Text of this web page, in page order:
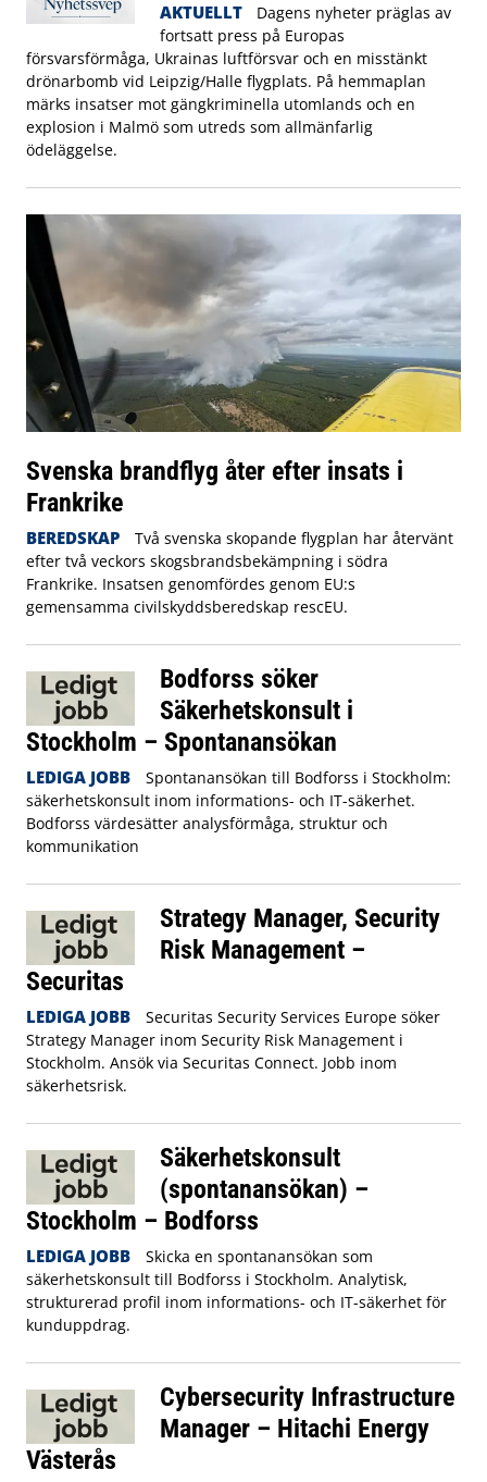
AKTUELLT
Dagens nyheter präglas av
fortsatt press på Europas
försvarsförmåga, Ukrainas luftförsvar och en misstänkt
drönarbomb vid Leipzig/Halle flygplats. På hemmaplan
märks insatser mot gängkriminella utomlands och en
explosion i Malmö som utreds som allmänfarlig
ödeläggelse.
Svenska brandflyg åter efter insats i
Frankrike
BEREDSKAP
Två svenska skopande flygplan har återvänt
efter två veckors skogsbrandsbekämpning i södra
Frankrike. Insatsen genomfördes genom EU:s
gemensamma civilskyddsberedskap rescEU.
Bodforss söker
Säkerhetskonsult i
Stockholm – Spontanansökan
LEDIGA JOBB
Spontanansökan till Bodforss i Stockholm:
säkerhetskonsult inom informations- och IT-säkerhet.
Bodforss värdesätter analysförmåga, struktur och
kommunikation
Strategy Manager, Security
Risk Management –
Securitas
LEDIGA JOBB
Securitas Security Services Europe söker
Strategy Manager inom Security Risk Management i
Stockholm. Ansök via Securitas Connect. Jobb inom
säkerhetsrisk.
Säkerhetskonsult
(spontanansökan) –
Stockholm – Bodforss
LEDIGA JOBB
Skicka en spontanansökan som
säkerhetskonsult till Bodforss i Stockholm. Analytisk,
strukturerad profil inom informations- och IT-säkerhet för
kunduppdrag.
Cybersecurity Infrastructure
Manager – Hitachi Energy
Västerås